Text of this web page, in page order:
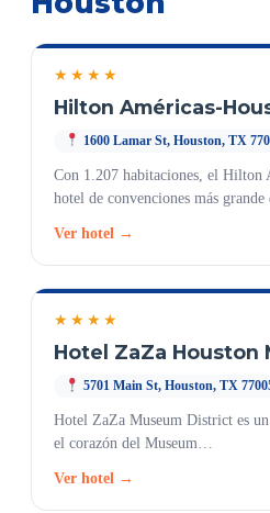
★★★★
Hilton Américas-
1600 Lamar St, Houston, TX
Con 1.207 habitaciones, el Hilton
hotel de convenciones más
Ver hotel →
★★★★
Hotel ZaZa Houston
5701 Main St, Houston, TX
Hotel ZaZa Museum District es
el corazón del Museum…
Ver hotel →